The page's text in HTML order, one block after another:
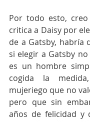
Por todo esto,
critica a Daisy por
de a Gatsby, habría
si elegir a Gatsby
es un hombre
cogida la
mujeriego que no
pero que sin
años de felicidad y